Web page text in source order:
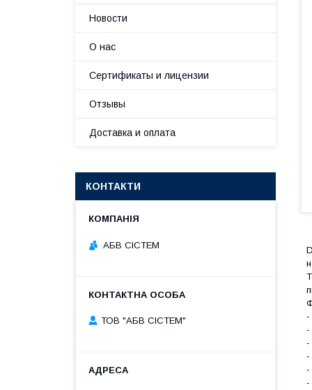
-
-
-
-
-
-
Новости
О нас
Сертификаты и лицензии
Отзывы
Доставка и оплата
КОНТАКТИ
АБВ СІСТЕМ
ТОВ "АБВ СІСТЕМ"